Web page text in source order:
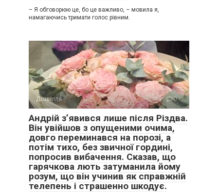
– Я обговорюю це, бо це важливо, – мовила я,
намагаючись тримати голос рівним.
Дозвілля 0
Андрій з’явився лише після Різдва.
Він увійшов з опущеними очима,
довго переминався на порозі, а
потім тихо, без звичної гордині,
попросив вибачення. Сказав, що
гарячкова лють затуманила йому
розум, що він учинив як справжній
телепень і страшенно шкодує.